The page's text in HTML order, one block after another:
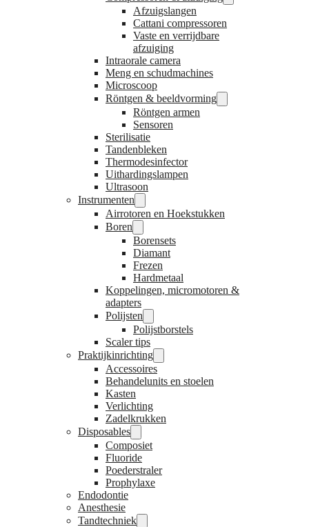
Afzuigslangen
Cattani compressoren
Vaste en verrijdbare
afzuiging
Intraorale camera
Meng en schudmachines
Microscoop
Röntgen & beeldvorming
Röntgen armen
Sensoren
Sterilisatie
Tandenbleken
Thermodesinfector
Uithardingslampen
Ultrasoon
Instrumenten
Airrotoren en Hoekstukken
Boren
Borensets
Diamant
Frezen
Hardmetaal
Koppelingen, micromotoren &
adapters
Polijsten
Polijstborstels
Scaler tips
Praktijkinrichting
Accessoires
Behandelunits en stoelen
Kasten
Verlichting
Zadelkrukken
Disposables
Composiet
Fluoride
Poederstraler
Prophylaxe
Endodontie
Anesthesie
Tandtechniek